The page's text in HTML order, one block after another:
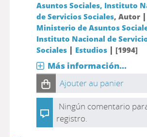
Asuntos Sociales, Instituto
de Servicios Sociales, Autor |
Ministerio de Asuntos
Instituto Nacional de
Sociales| Estudios| [1994]
Más información...
Ajouter au panier
Ningún comentario
registro.